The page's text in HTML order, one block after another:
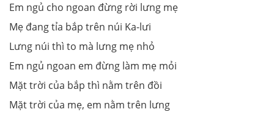
Em ngủ cho ngoan đừng rời lưng mẹ
Mẹ đang tỉa bắp trên núi Ka-lưi
Lưng núi thì to mà lưng mẹ nhỏ
Em ngủ ngoan em đừng làm mẹ mỏi
Mặt trời của bắp thì nằm trên đồi
Mặt trời của mẹ, em nằm trên lưng